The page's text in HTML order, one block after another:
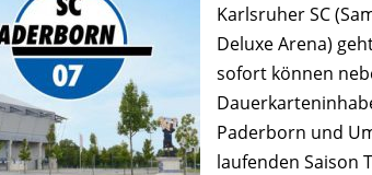
Karlsruher SC
Deluxe Arena)
sofort können
Paderborn und
laufenden Saison